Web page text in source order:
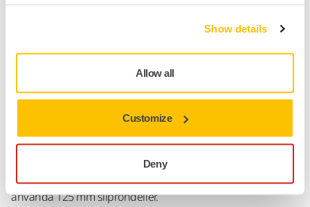
Show details
Allow all
Customize
Deny
Teknisk specifikation
Passar alla Mirka® 150 mm slipmaskiner. Denna 130 g
underlagsplatta ger dig möjlighet att byta storlek och
använda 125 mm sliprondeller.